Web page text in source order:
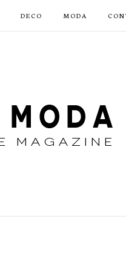
DECO MODA